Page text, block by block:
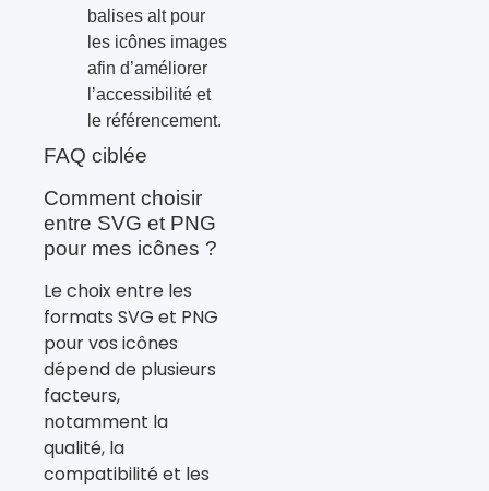
balises alt pour
les icônes images
afin d’améliorer
l’accessibilité et
le référencement.
FAQ ciblée
Comment choisir
entre SVG et PNG
pour mes icônes ?
Le choix entre les
formats SVG et PNG
pour vos icônes
dépend de plusieurs
facteurs,
notamment la
qualité, la
compatibilité et les